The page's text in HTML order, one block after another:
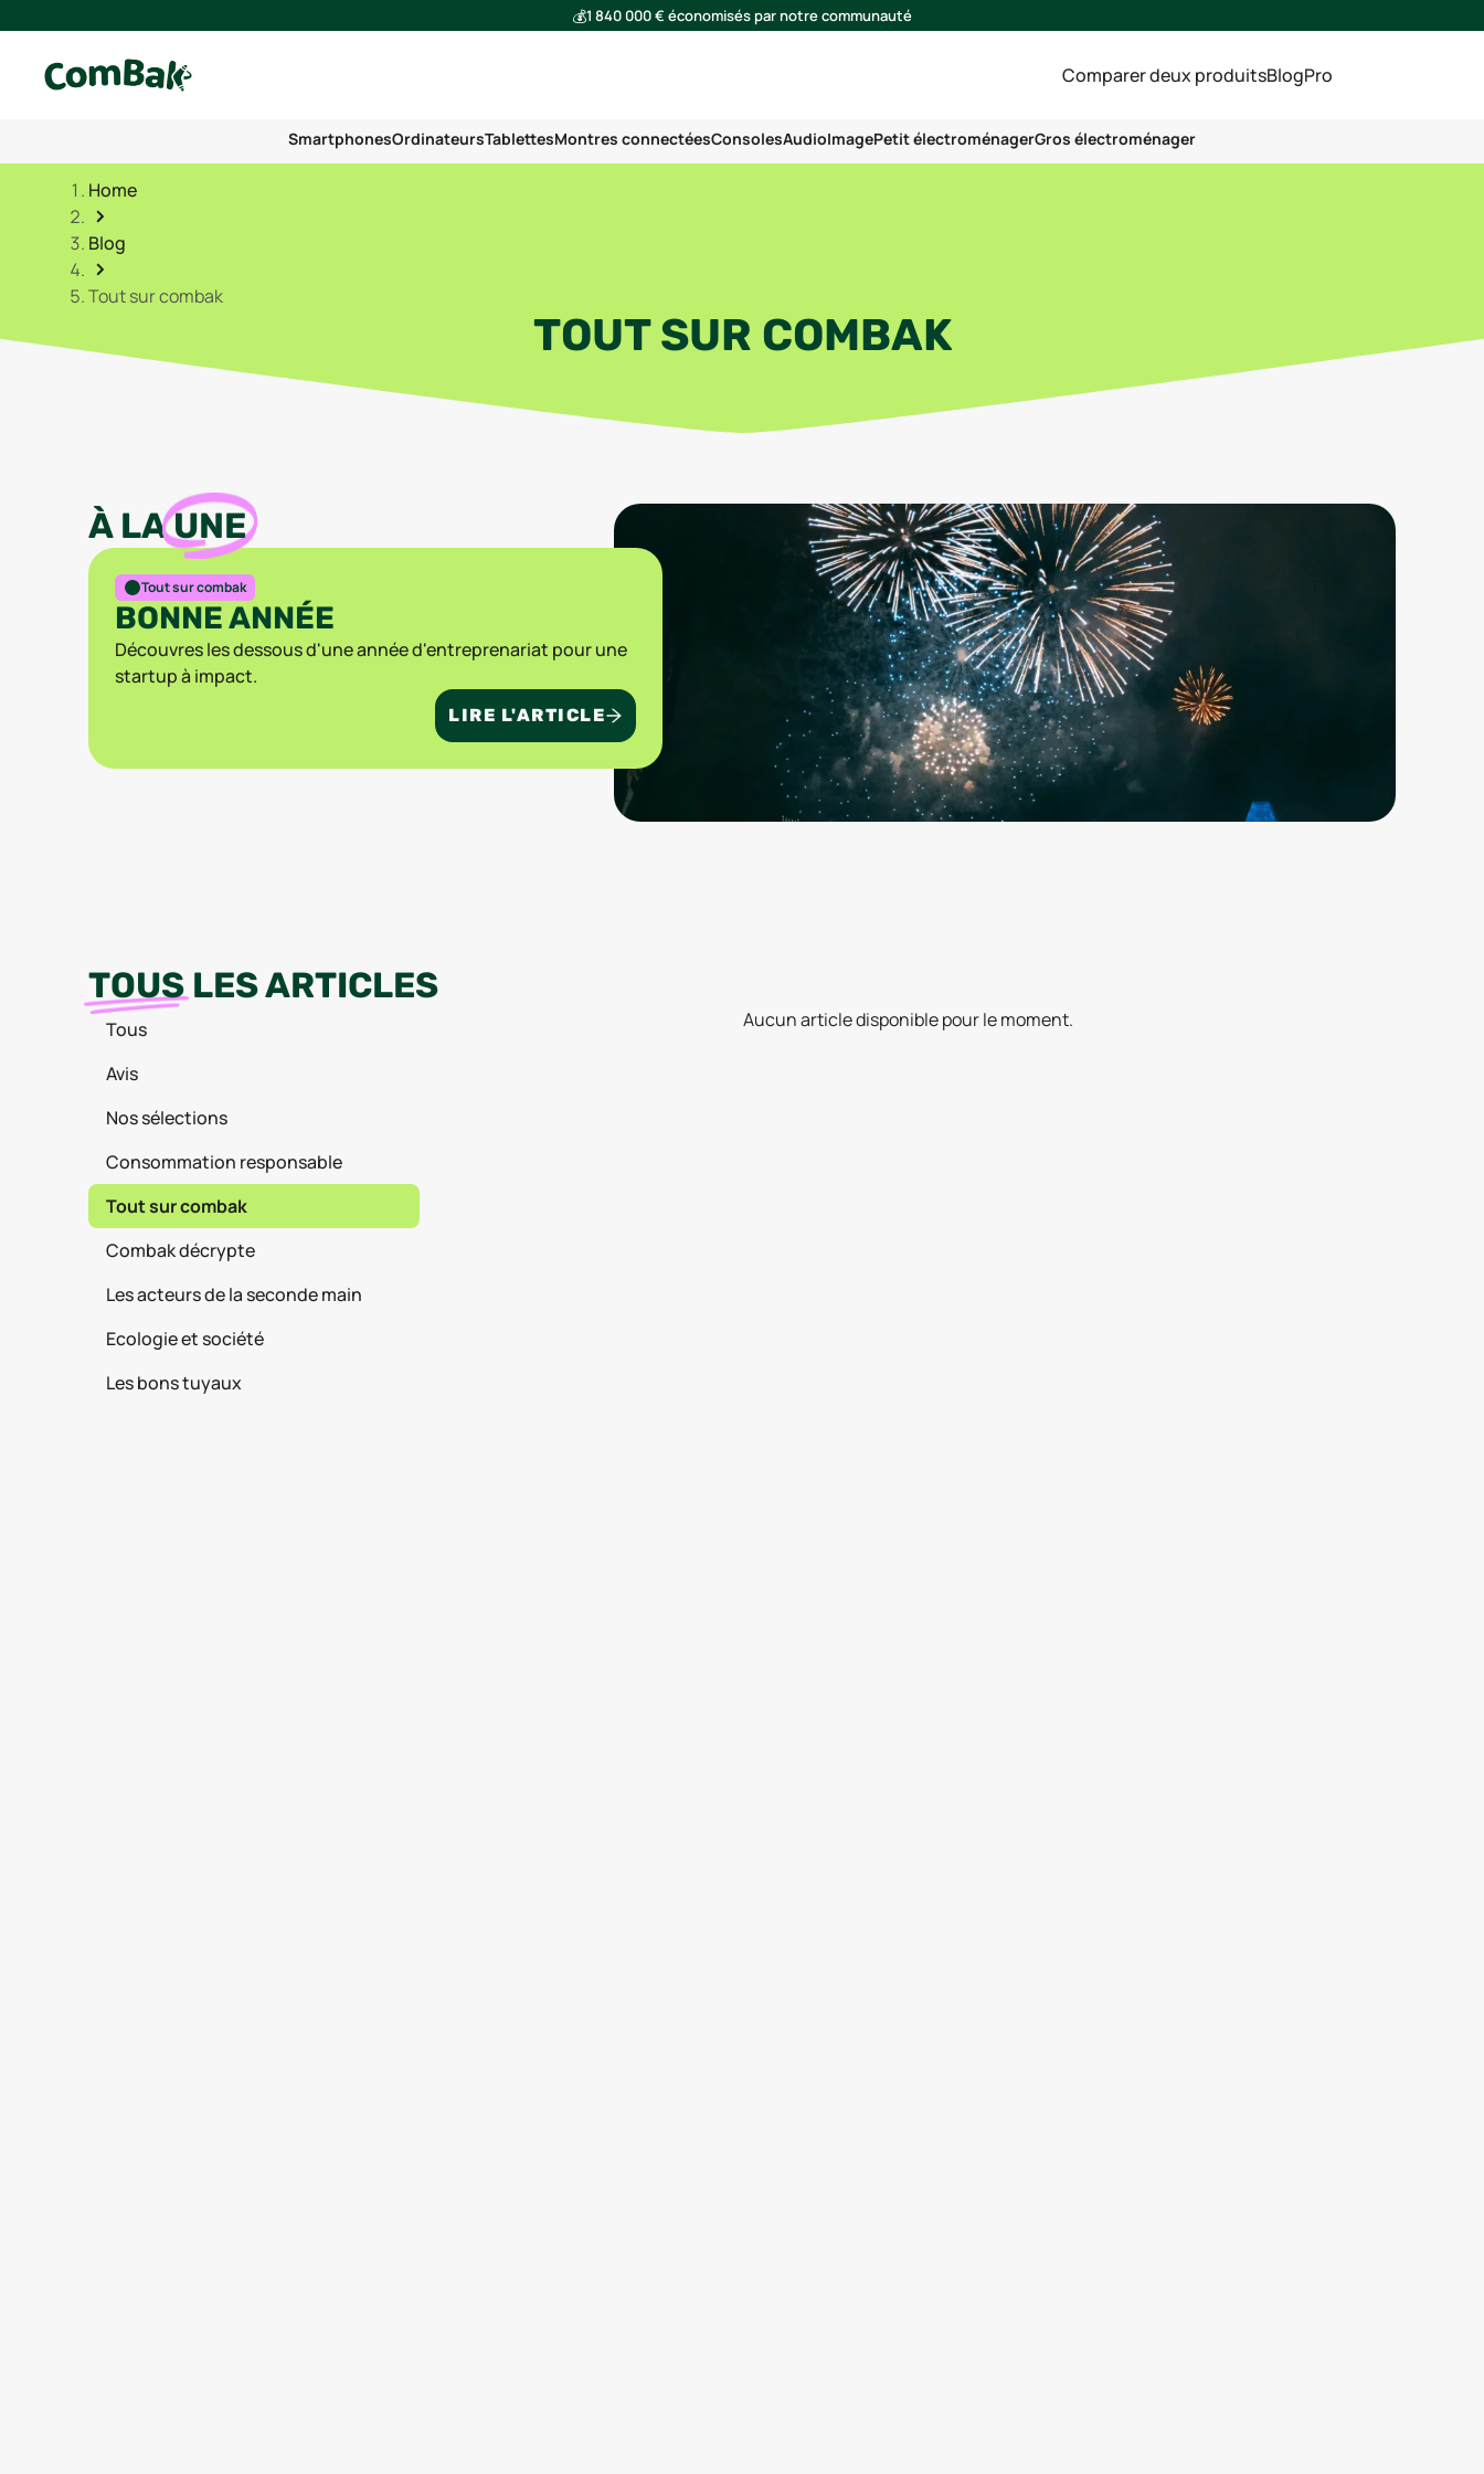
💰1 840 000 € économisés par notre communauté
Comparer deux produitsBlogPro
SmartphonesOrdinateursTablettesMontres connectéesConsolesAudioImagePetit électroménagerGros électroménager
Home
Blog
Tout sur combak
TOUT SUR COMBAK
À LAUNE
Tout sur combak
BONNE ANNÉE
Découvres les dessous d'une année d'entreprenariat pour une
startup à impact.
LIRE L'ARTICLE
TOUSLES ARTICLES
Tous
Avis
Nos sélections
Consommation responsable
Tout sur combak
Combak décrypte
Les acteurs de la seconde main
Ecologie et société
Les bons tuyaux
Aucun article disponible pour le moment.